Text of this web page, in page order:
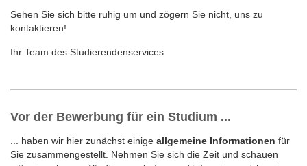
Sehen Sie sich bitte ruhig um und zögern Sie nicht, uns zu
kontaktieren!
Ihr Team des Studierendenservices
Vor der Bewerbung für ein Studium ...
... haben wir hier zunächst einige allgemeine Informationen für
Sie zusammengestellt. Nehmen Sie sich die Zeit und schauen